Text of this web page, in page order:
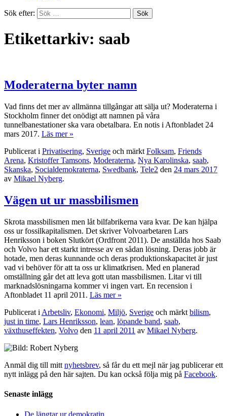
Sök efter:
Etikettarkiv: saab
Moderaterna byter namn
Vad finns det mer av allmänna tillgångar att sälja ut? Moderaterna i
Stockholm finner det onödigt att namnen på våra
tunnelbanestationer ska vara obetalbara. En notis i Aftonbladet 24
mars 2017. Läs mer »
Publicerat i Privatisering, Sverige och märkt Folksam, Friends
Arena, Kristoffer Tamsons, Moderaterna, Nya Karolinska, saab,
Skanska, Socialdemokraterna, Swedbank, Tele2 den 24 mars 2017
av Mikael Nyberg.
Vägen ut ur massbilismen
Skrota massbilismen men låt bilfabrikerna vara kvar. De kan hjälpa
oss ur fossilkapitalismen. Det skriver Volvoarbetaren Lars
Henriksson i boken Slutkört (Ordfront 2011). De anställda hos Saab
och Volvo har ett starkt intresse av en sådan lösning. Deras jobb är
hotade, men deras kunnande och deras produktionskapacitet är just
vad vi behöver för att ta oss ur klimatkrisen. Med en planerad
omställning går det att leva gott utan massbilismen. Litar vi till
marknadslösningarna kommer vi ingen vart. En recension i
Aftonbladet 11 april 2011. Läs mer »
Publicerat i Arbetsliv, Ekonomi, Miljö, Sverige och märkt bilism,
just in time, Lars Henriksson, lean, löpande band, saab,
växthuseffekten, Volvo den 11 april 2011 av Mikael Nyberg.
Anmäl dig till mitt nyhetsbrev, så får du ett mejl när jag publicerar ett
nytt inlägg på den här sajten. Du kan också följa mig på Facebook.
Senaste inlägg
De längtar ur demokratin